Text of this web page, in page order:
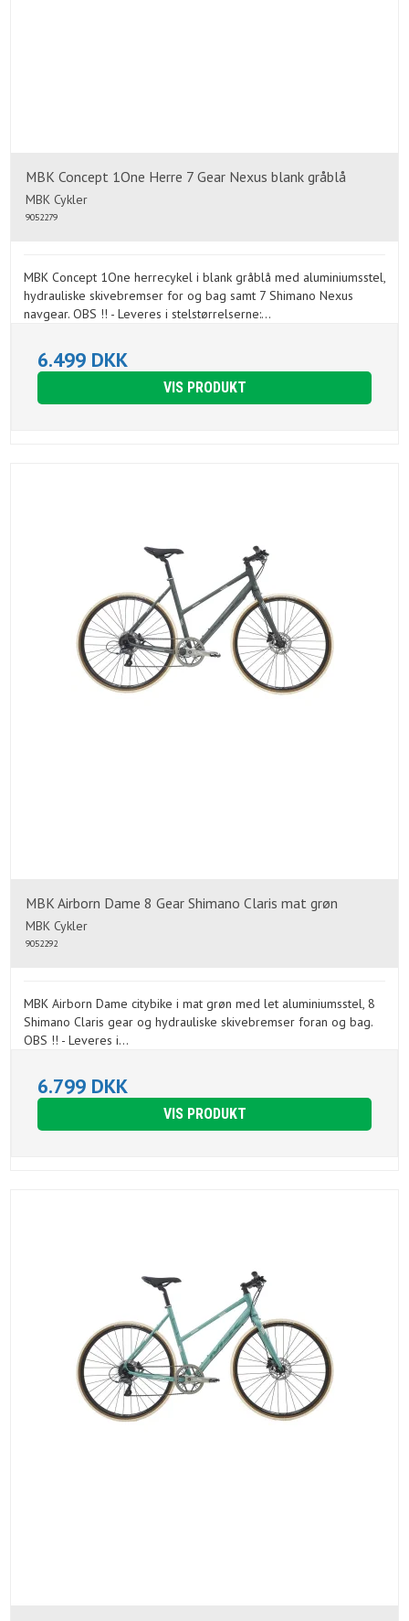
MBK Concept 1One Herre 7 Gear Nexus blank gråblå
MBK Cykler
9052279
MBK Concept 1One herrecykel i blank gråblå med aluminiumsstel,
hydrauliske skivebremser for og bag samt 7 Shimano Nexus
navgear. OBS !! - Leveres i stelstørrelserne:...
6.499 DKK
VIS PRODUKT
MBK Airborn Dame 8 Gear Shimano Claris mat grøn
MBK Cykler
9052292
MBK Airborn Dame citybike i mat grøn med let aluminiumsstel, 8
Shimano Claris gear og hydrauliske skivebremser foran og bag.
OBS !! - Leveres i...
6.799 DKK
VIS PRODUKT